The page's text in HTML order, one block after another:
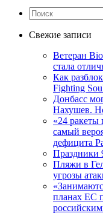
Свежие записи
Ветеран
стала
Как
Fighting
Донбасс
Нахушев.
«24
самый
дефицита
Праздники
Пляжи в
угрозы
планах ЕС